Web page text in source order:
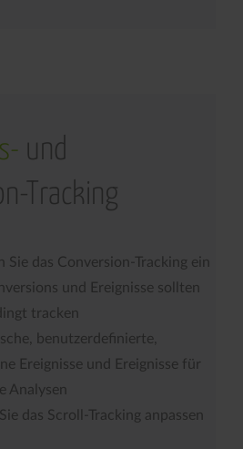
und
Tracking
Sie das Conversion-Tracking ein
und Ereignisse sollten
tracken
benutzerdefinierte,
Ereignisse und Ereignisse für
Analysen
das Scroll-Tracking anpassen